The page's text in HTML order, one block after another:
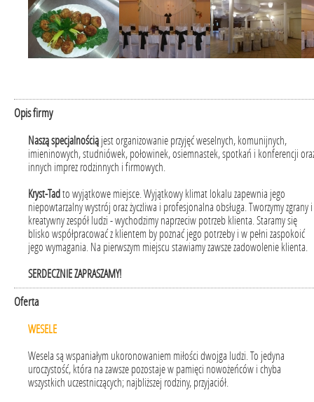
Opis firmy
Naszą specjalnością jest organizowanie przyjęć weselnych, komunijnych,
imieninowych, studniówek, połowinek, osiemnastek, spotkań i konferencji
innych imprez rodzinnych i firmowych.
Kryst-Tadto wyjątkowe miejsce. Wyjątkowy klimat lokalu zapewnia jego
niepowtarzalny wystrój oraz życzliwa i profesjonalna obsługa. Tworzymy zgrany i
kreatywny zespół ludzi - wychodzimy naprzeciw potrzeb klienta. Staramy się
blisko współpracować z klientem by poznać jego potrzeby i w pełni zaspokoić
jego wymagania. Na pierwszym miejscu stawiamy zawsze zadowolenie klienta.
SERDECZNIE ZAPRASZAMY!
Oferta
WESELE
Wesela są wspaniałym ukoronowaniem miłości dwojga ludzi. To jedyna
uroczystość, która na zawsze pozostaje w pamięci nowożeńców i chyba
wszystkich uczestniczących; najbliższej rodziny, przyjaciół.